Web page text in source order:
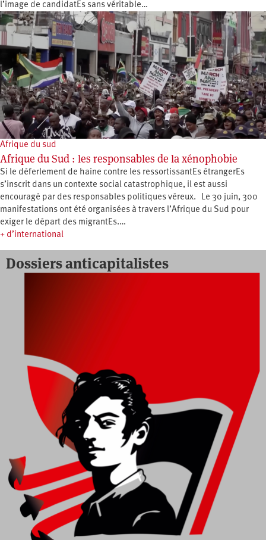
l’image de candidatEs sans véritable…
Afrique du sud
Afrique du Sud : les responsables de la xénophobie
Si le déferlement de haine contre les ressortissantEs étrangerEs
s’inscrit dans un contexte social catastrophique, il est aussi
encouragé par des responsables politiques véreux. Le 30 juin, 300
manifestations ont été organisées à travers l’Afrique du Sud pour
exiger le départ des migrantEs.…
+ d’international
Dossiers anticapitalistes